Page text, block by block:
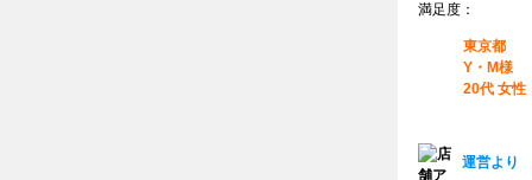
満足度：
東京都
Y・M様
20代 女性
運営より